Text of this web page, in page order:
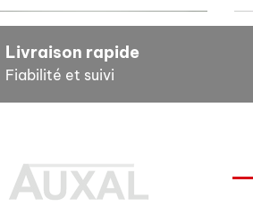
7700804635
Durite radiateur chauffage
Cale reglage gache coffre R5
Livraison rapide
Fiabilité et suivi